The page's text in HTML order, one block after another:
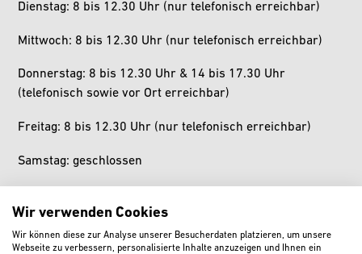
Dienstag: 8 bis 12.30 Uhr (nur telefonisch erreichbar)
Mittwoch: 8 bis 12.30 Uhr (nur telefonisch erreichbar)
Donnerstag: 8 bis 12.30 Uhr & 14 bis 17.30 Uhr
(telefonisch sowie vor Ort erreichbar)
Freitag: 8 bis 12.30 Uhr (nur telefonisch erreichbar)
Samstag: geschlossen
Telefon
Wir verwenden Cookies
Wir können diese zur Analyse unserer Besucherdaten platzieren, um unsere
Webseite zu verbessern, personalisierte Inhalte anzuzeigen und Ihnen ein